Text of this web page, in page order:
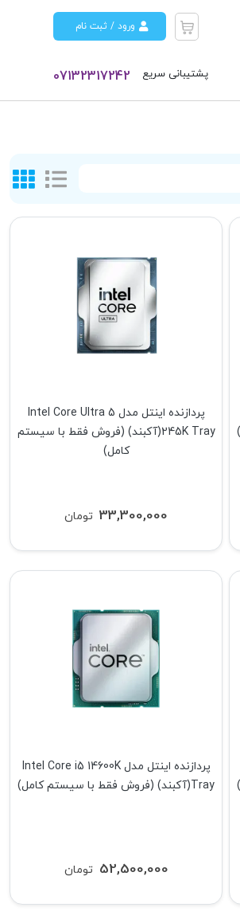
ورود / ثبت نام
07132317242 پشتیبانی سریع
پردازنده اینتل مدل Intel Core Ultra 5
245K Tray(آکبند) (فروش فقط با سیستم
کامل)
تومان 33,300,000
پردازنده اینتل مدل Intel Core i5 14600K
Tray(آکبند) (فروش فقط با سیستم کامل)
تومان 52,500,000